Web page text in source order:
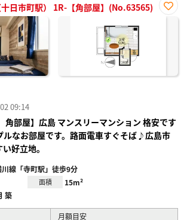
日市町駅） 1R-【角部屋】(No.63565)
お気
09:14
角部屋】広島 マンスリーマンション 格安です
ルなお部屋です。路面電車すぐそば♪広島市
好立地。
線「寺町駅」徒歩9分
面積 15m²
築
月額目安